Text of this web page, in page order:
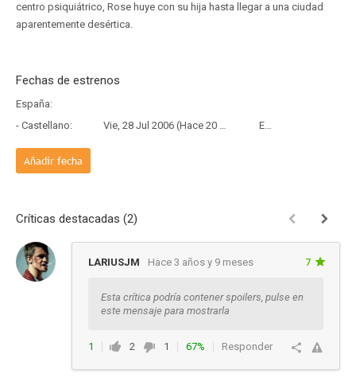
centro psiquiátrico, Rose huye con su hija hasta llegar a una ciudad
aparentemente desértica.
Fechas de estrenos
España:
- Castellano:
Vie, 28 Jul 2006 (Hace 20 años) Estreno
Añadir fecha
Críticas destacadas (2)
LARIUSJM Hace 3 años y 9 meses 7
Esta crítica podría contener spoilers, pulse en
este mensaje para mostrarla
1 2 1 67% Responder